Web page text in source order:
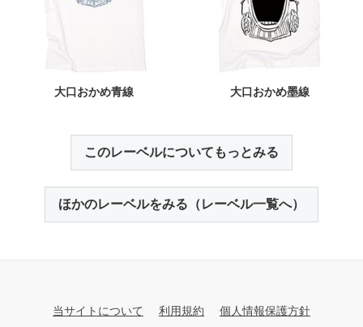
大口おかめ青線 大口おかめ墨線
このレーベルについてもっとみる
ほかのレーベルをみる（レーベル一覧へ）
当サイトについて 利用規約 個人情報保護方針